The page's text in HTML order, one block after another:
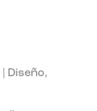
Diseño,